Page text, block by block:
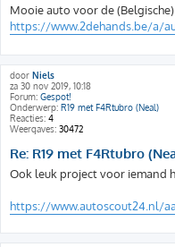
Mooie auto voor de
https://www.2dehands.be/a/
door Niels
za 30 nov 2019, 10:18
Forum: Gespot!
Onderwerp: R19 met F4Rtubro (Neal)
Reacties: 4
Weergaves: 30472
Re: R19 met F4Rtubro
Ook leuk project voor iemand
https://www.autoscout24.nl/